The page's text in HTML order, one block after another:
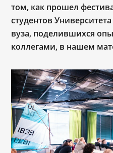
том, как прошел
студентов
вуза, поделившихся
коллегами, в нашем